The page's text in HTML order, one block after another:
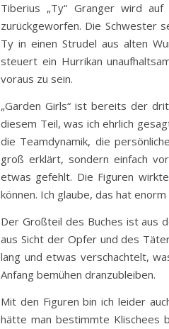
Tiberius „Ty“ Granger wird
zurückgeworfen. Die Schwester
Ty in einen Strudel aus alten
steuert ein Hurrikan
voraus zu sein.
„Garden Girls“ ist bereits der
diesem Teil, was ich ehrlich
die Teamdynamik, die
groß erklärt, sondern einfach
etwas gefehlt. Die Figuren
können. Ich glaube, das hat
Der Großteil des Buches ist aus
aus Sicht der Opfer und des
lang und etwas verschachtelt,
Anfang bemühen dranzubleiben.
Mit den Figuren bin ich leider
hätte man bestimmte Klischees